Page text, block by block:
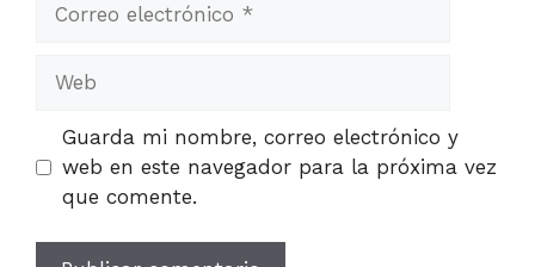
electrónico
Guarda mi nombre, correo electrónico y
web en este navegador para la próxima vez
que comente.